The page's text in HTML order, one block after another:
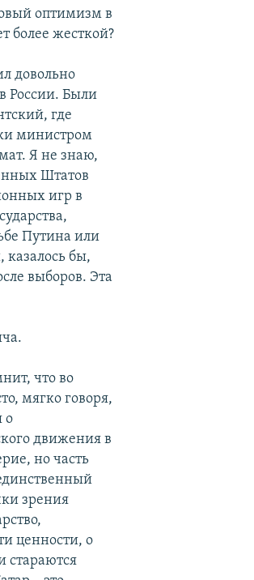
оптимизм в
более жесткой?
довольно
России. Были
где
министром
Я не знаю,
Штатов
игр в
Путина или
казалось бы,
выборов. Эта
что во
мягко говоря,
о
движения в
но часть
зрения
ценности, о
стараются